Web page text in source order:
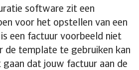
software zit een
voor het opstellen van een
een factuur voorbeeld niet
de template te gebruiken kan
gaan dat jouw factuur aan de